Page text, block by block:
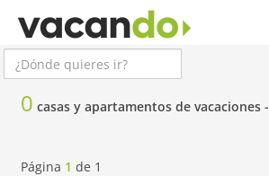
0 casas y apartamentos de vacaciones -
Página 1 de 1